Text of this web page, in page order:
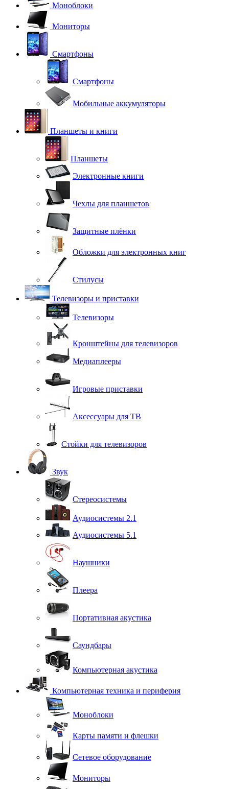
Моноблоки
Мониторы
Смартфоны
Смартфоны
Мобильные аккумуляторы
Планшеты и книги
Планшеты
Электронные книги
Чехлы для планшетов
Защитные плёнки
Обложки для электронных книг
Стилусы
Телевизоры и приставки
Телевизоры
Кронштейны для телевизоров
Медиаплееры
Игровые приставки
Аксессуары для ТВ
Стойки для телевизоров
Звук
Стереосистемы
Аудиосистемы 2.1
Аудиосистемы 5.1
Наушники
Плеера
Портативная акустика
Саундбары
Компьютерная акустика
Компьютерная техника и периферия
Моноблоки
Карты памяти и флешки
Сетевое оборудование
Мониторы